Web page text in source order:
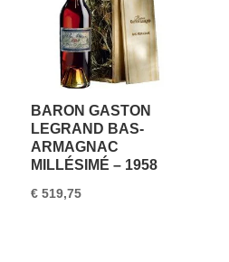
BARON GASTON
LEGRAND BAS-
ARMAGNAC
MILLÉSIMÉ – 1958
€519,75